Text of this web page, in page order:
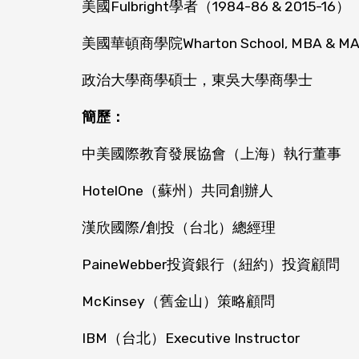
美國Fulbright學者（1984-86 & 2015-16）
美國華頓商學院Wharton School, MBA &
政治大學商學碩士，東吳大學商學士
簡歷：
中美國際教育發展協會（上海）執行董事
HotelOne（蘇州）共同創辦人
漢欣國際/創投（台北）總經理
PaineWebber投資銀行（紐約）投資顧問
McKinsey（舊金山）策略顧問
IBM（台北）Executive Instructor